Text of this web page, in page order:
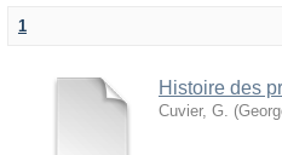
1
Histoire des
Cuvier, G.